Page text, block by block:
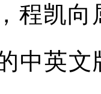
凯向
中英